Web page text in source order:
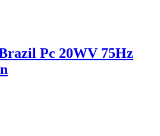
Pc 20WV 75Hz